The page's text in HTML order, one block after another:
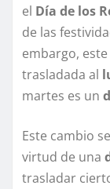
el Día de los
de las
embargo,
trasladada al
martes es un
Este cambio
virtud de una
trasladar